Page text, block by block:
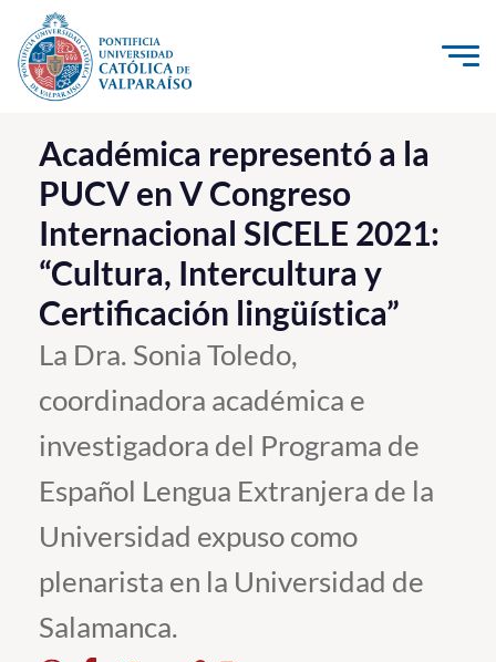
Click acá para ir directamente al contenido
La Universidad
Investigación, Creación e Innovación
PUCV Internacional
Vinculación con el Medio
Admisión
Pregrado
Postgrado
Formación Continua
Académicos
Funcionarios
Académica representó a la
PUCV en V Congreso
Internacional SICELE 2021:
“Cultura, Intercultura y
Certificación lingüística”
La Dra. Sonia Toledo,
coordinadora académica e
investigadora del Programa de
Español Lengua Extranjera de la
Universidad expuso como
plenarista en la Universidad de
Salamanca.